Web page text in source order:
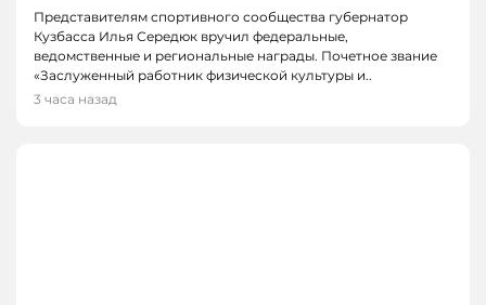
Представителям спортивного сообщества губернатор
Кузбасса Илья Середюк вручил федеральные,
ведомственные и региональные награды. Почетное звание
«Заслуженный работник физической культуры и..
3 часа назад